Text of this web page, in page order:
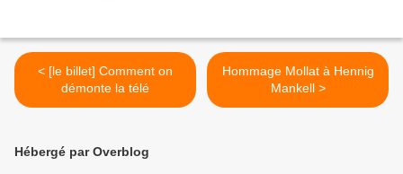
< [le billet] Comment on
démonte la télé
Hommage Mollat à Hennig
Mankell >
Hébergé par Overblog